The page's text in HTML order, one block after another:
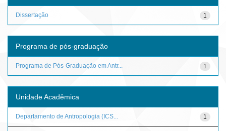
1
Dissertação
Programa de pós-graduação
1
Programa de Pós-Graduação em Antr...
Unidade Acadêmica
1
Departamento de Antropologia (ICS...